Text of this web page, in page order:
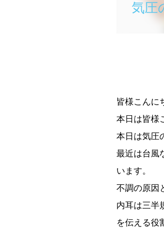
気圧
皆様こんに
本日は皆様
本日は気圧
最近は台風
います。
不調の原因
内耳は三半
を伝える役